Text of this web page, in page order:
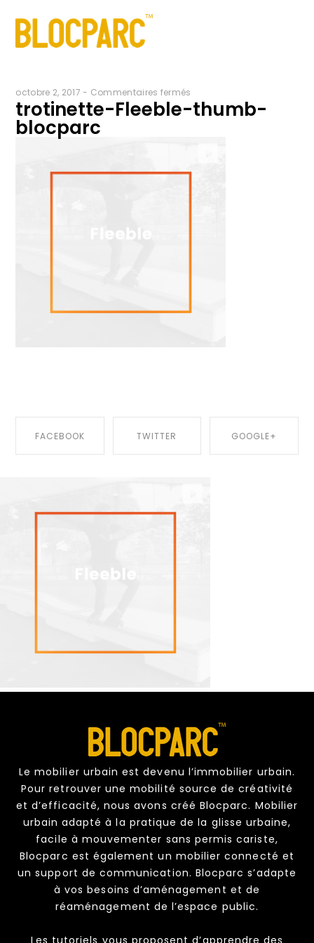
octobre 2, 2017 - Commentaires fermés
trotinette-
trotinette-Fleeble-thumb-
blocparc
FACEBOOK
FACEBOOK
TWITTER
TWITTER
GOOGLE+
Le mobilier urbain est devenu l’immobilier urbain.
Pour retrouver une mobilité source de créativité
et d’efficacité, nous avons créé Blocparc. Mobilier
urbain adapté à la pratique de la glisse urbaine,
facile à mouvementer sans permis cariste,
Blocparc est également un mobilier connecté et
un support de communication. Blocparc s’adapte
à vos besoins d’aménagement et de
réaménagement de l’espace public.